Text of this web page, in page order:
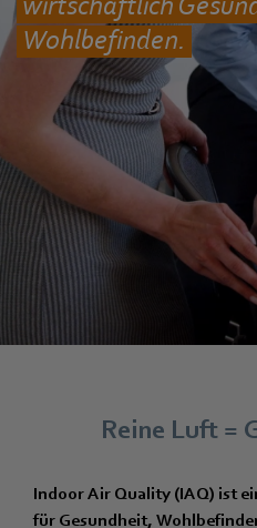
Wohlbefinden.
Reine Luft =
Indoor Air Quality (IAQ) ist
für Gesundheit,